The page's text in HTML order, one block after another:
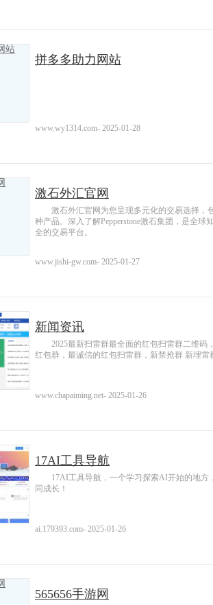
拼多多助力网站
www.wy1314.com- 2025-01-28
激石外汇官网
激石外汇官网为您呈现多元化的交易选择，
种产品。深入了解Pepperstone激石集团，是全
全的交易平台。
www.jishi-gw.com- 2025-01-27
新闻资讯
2025最新扫雷群最全面的红包扫雷群二维
红包群，最诚信的红包扫雷群，新禁抢群 新埋
www.chapaiming.net- 2025-01-26
17AI工具导航
17AI工具导航，一个学习探索AI开始的地
同成长！
ai.179393.com- 2025-01-26
565656手游网